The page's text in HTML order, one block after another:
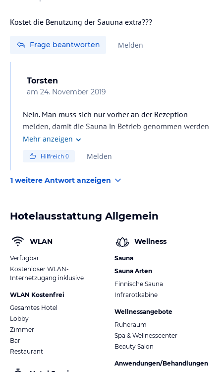
Kostet die Benutzung der Sauuna extra???
Frage beantworten Melden
Torsten
am 24. November 2019
Nein. Man muss sich nur vorher an der Rezeption
melden, damit die Sauna in Betrieb genommen werden
kann,
Mehr anzeigen
Hilfreich0 Melden
1 weitere Antwort anzeigen
Hotelausstattung Allgemein
WLAN
Verfügbar
Kostenloser WLAN-
Internetzugang inklusive
WLAN Kostenfrei
Gesamtes Hotel
Lobby
Zimmer
Bar
Restaurant
Wellness
Sauna
Sauna Arten
Finnische Sauna
Infrarotkabine
Wellnessangebote
Ruheraum
Spa & Wellnesscenter
Beauty Salon
Anwendungen/Behandlungen